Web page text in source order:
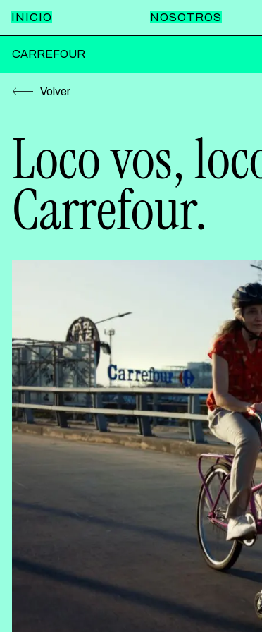
INICIO NOSOTROS
CARREFOUR
Volver
Loco vos,
Carrefour.